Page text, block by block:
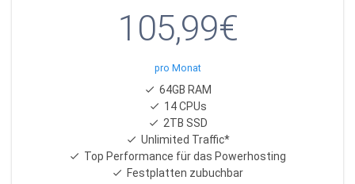
105,99€
pro Monat
64GB RAM
14 CPUs
2TB SSD
Unlimited Traffic*
Top Performance für das Powerhosting
Festplatten zubuchbar